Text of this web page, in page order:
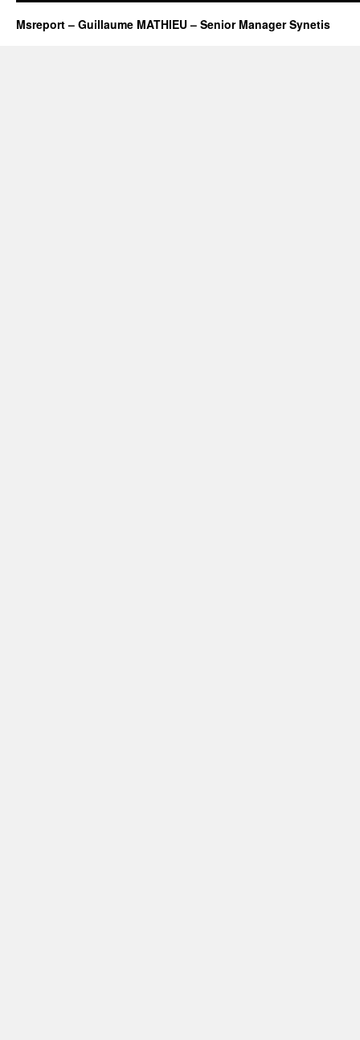
Msreport – Guillaume MATHIEU – Senior Manager Synetis